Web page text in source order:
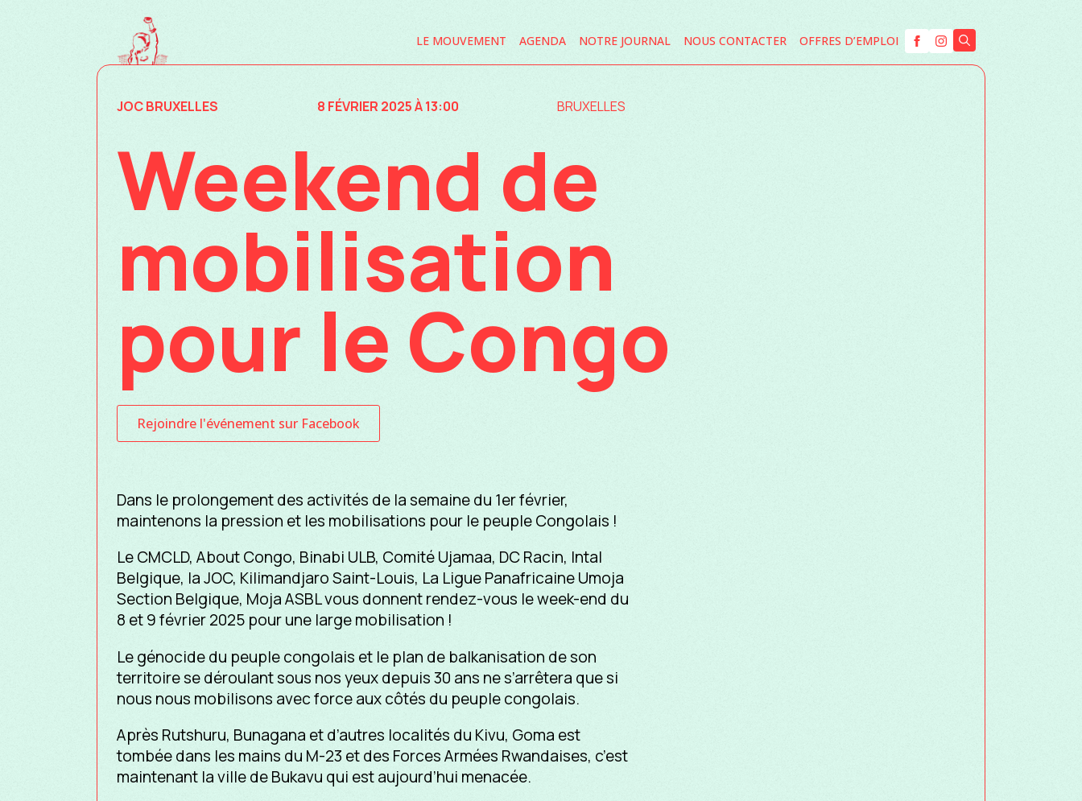
LE MOUVEMENT AGENDA NOTRE JOURNAL NOUS CONTACTER OFFRES D’EMPLOI
JOC BRUXELLES
8 FÉVRIER 2025 À 13:00 BRUXELLES
Weekend de
mobilisation
pour le Congo
Rejoindre l'événement sur Facebook
Dans le prolongement des activités de la semaine du 1er février,
maintenons la pression et les mobilisations pour le peuple Congolais !
Le CMCLD, About Congo, Binabi ULB, Comité Ujamaa, DC Racin, Intal
Belgique, la JOC, Kilimandjaro Saint-Louis, La Ligue Panafricaine Umoja
Section Belgique, Moja ASBL vous donnent rendez-vous le week-end du
8 et 9 février 2025 pour une large mobilisation !
Le génocide du peuple congolais et le plan de balkanisation de son
territoire se déroulant sous nos yeux depuis 30 ans ne s’arrêtera que si
nous nous mobilisons avec force aux côtés du peuple congolais.
Après Rutshuru, Bunagana et d’autres localités du Kivu, Goma est
tombée dans les mains du M-23 et des Forces Armées Rwandaises, c’est
maintenant la ville de Bukavu qui est aujourd’hui menacée.